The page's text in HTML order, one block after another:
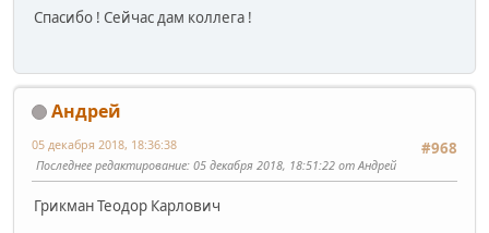
Спасибо ! Сейчас дам коллега !
Андрей
#968
05 декабря 2018, 18:36:38
Последнее редактирование: 05 декабря 2018, 18:51:22 от Андрей
Грикман Теодор Карлович